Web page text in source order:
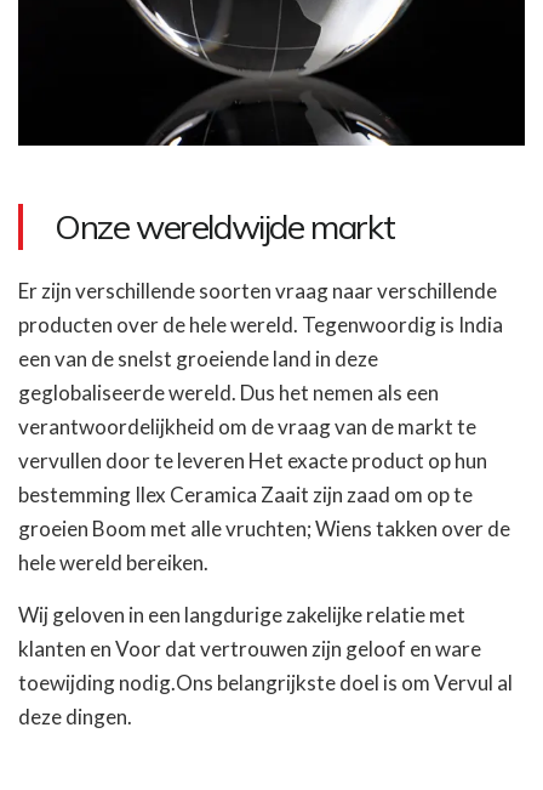
Onze wereldwijde markt
Er zijn verschillende soorten vraag naar verschillende
producten over de hele wereld. Tegenwoordig is India
een van de snelst groeiende land in deze
geglobaliseerde wereld. Dus het nemen als een
verantwoordelijkheid om de vraag van de markt te
vervullen door te leveren Het exacte product op hun
bestemming Ilex Ceramica Zaait zijn zaad om op te
groeien Boom met alle vruchten; Wiens takken over de
hele wereld bereiken.
Wij geloven in een langdurige zakelijke relatie met
klanten en Voor dat vertrouwen zijn geloof en ware
toewijding nodig.Ons belangrijkste doel is om Vervul al
deze dingen.